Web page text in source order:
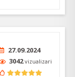
27.09.2024
3042vizualizari